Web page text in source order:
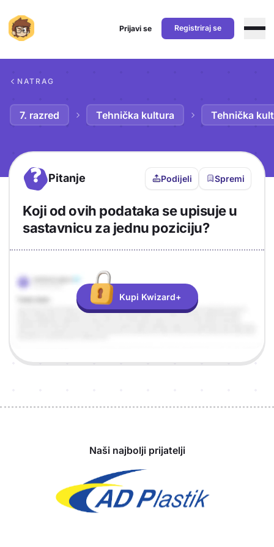
Prijavi se Registriraj se
NATRAG
7. razred Tehnička kultura Tehnička
? Pitanje Podijeli Spremi
Koji od ovih podataka se upisuje u
sastavnicu za jednu poziciju?
Odgovor
Objašnjenje
Kupi Kwizard+
Naši najbolji prijatelji